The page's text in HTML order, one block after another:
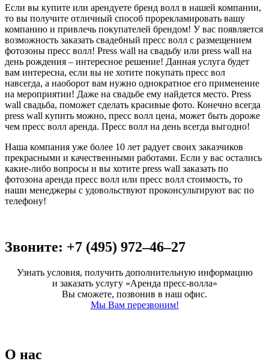
Если вы купите или арендуете бренд волл в нашей компании,
то вы получите отличный способ прорекламировать вашу
компанию и привлечь покупателей брендом! У вас появляется
возможность заказать свадебный пресс волл с размещением
фотозоны пресс волл! Press wall на свадьбу или press wall на
день рождения – интересное решение! Данная услуга будет
вам интересна, если вы не хотите покупать пресс вол
навсегда, а наоборот вам нужно однократное его применение
на мероприятии! Даже на свадьбе ему найдется место. Press
wall свадьба, поможет сделать красивые фото. Конечно всегда
press wall купить можно, пресс волл цена, может быть дороже
чем пресс волл аренда. Пресс волл на день всегда выгодно!
Наша компания уже более 10 лет радует своих заказчиков
прекрасными и качественными работами. Если у вас остались
какие-либо вопросы и вы хотите press wall заказать по
фотозона аренда пресс волл или пресс волл стоимость, то
наши менеджеры с удовольствуют проконсультируют вас по
телефону!
Звоните: +7 (495) 972–46–27
Узнать условия, получить дополнительную информацию
и заказать услугу «Аренда пресс-волла»
Вы сможете, позвонив в наш офис.
Мы Вам перезвоним!
О нас